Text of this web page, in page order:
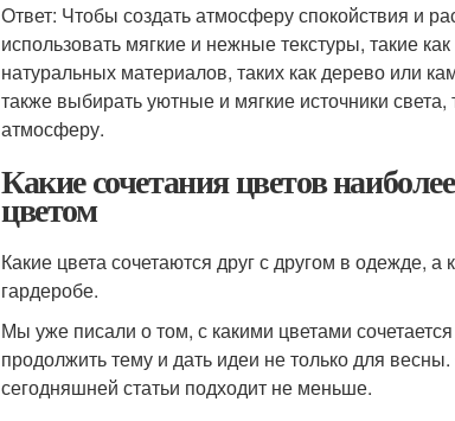
Ответ: Чтобы создать атмосферу спокойствия и
использовать мягкие и нежные текстуры, такие
натуральных материалов, таких как дерево или
также выбирать уютные и мягкие источники
атмосферу.
Какие сочетания цветов
цветом
Какие цвета сочетаются друг с другом в одежде,
гардеробе.
Мы уже писали о том, с какими цветами
продолжить тему и дать идеи не только для
сегодняшней статьи подходит не меньше.